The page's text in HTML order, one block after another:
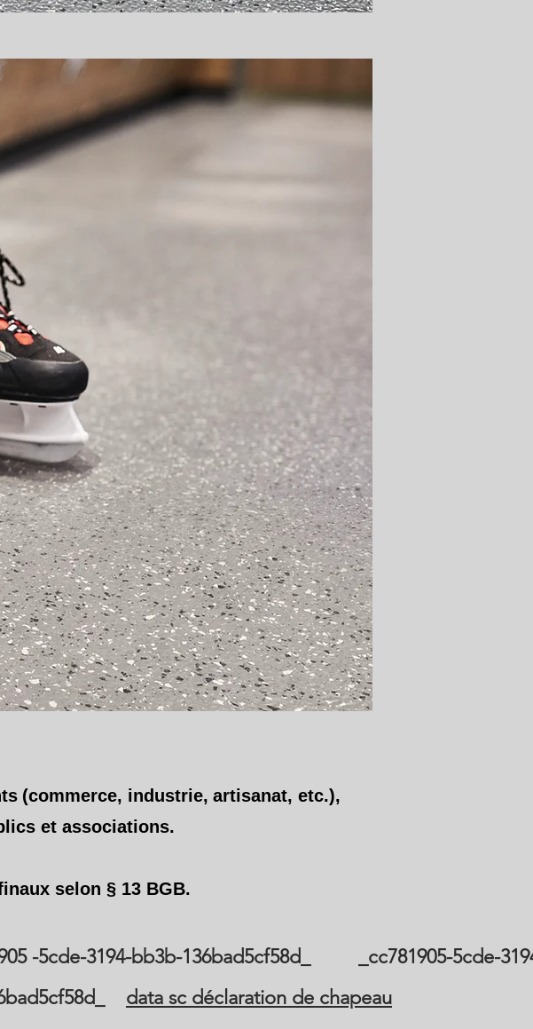
(commerce, industrie, artisanat, etc.),
et associations.
selon § 13 BGB.
-5cde-3194-bb3b-136bad5cf58d_ _cc781905-5cde-
data sc déclaration de chapeau